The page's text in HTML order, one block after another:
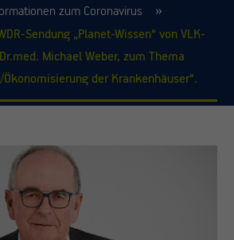
zum Coronavirus
Sendung „Planet-Wissen“ von VLK-
Michael Weber, zum Thema
Ökonomisierung der Krankenhäuser“.